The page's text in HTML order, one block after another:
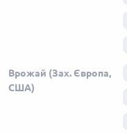
Врожай (Зах. Європа,
США)